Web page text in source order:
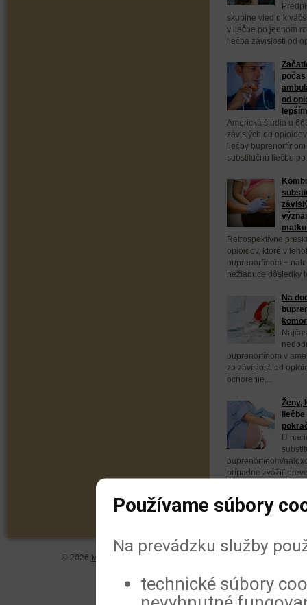
skupine viedlo k
v liečbe po jednom
liečba závislosti od
od
Americká štúdia u
závislých od
liečby
substitučnú liečbu
Retrospektívne
opioidov, ktoré v
buprenorfínom +
nežiaduce dôsledky
Na
buprenorfínom v
zo závislosti od
ochorenie,...
Ženy,
liečbe
U
buprenorfínom/
prípadne zvážiť
© 2026 MeDitorial | ISSN 1804-0802 | Zásady
Používame súbory
Na prevádzku služby
technické súbory